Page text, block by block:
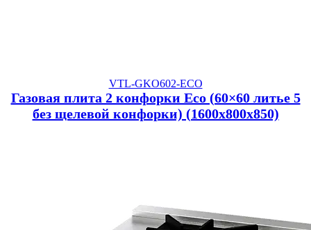
VTL-GKO602-ECO
Газовая плита 2 конфорки Eco (60×60 литье 5
без щелевой конфорки) (1600x800x850)